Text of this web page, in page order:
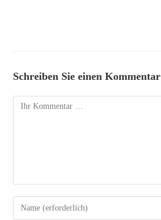
Schreiben Sie einen Kommentar